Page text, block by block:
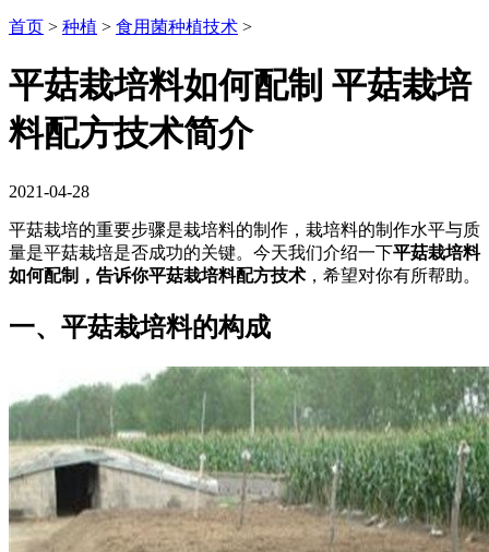
首页 > 种植 > 食用菌种植技术 >
平菇栽培料如何配制 平菇栽培
料配方技术简介
2021-04-28
平菇栽培的重要步骤是栽培料的制作，栽培料的制作水平与质
量是平菇栽培是否成功的关键。今天我们介绍一下平菇栽培料
如何配制，告诉你平菇栽培料配方技术 ，希望对你有所帮助。
一、平菇栽培料的构成